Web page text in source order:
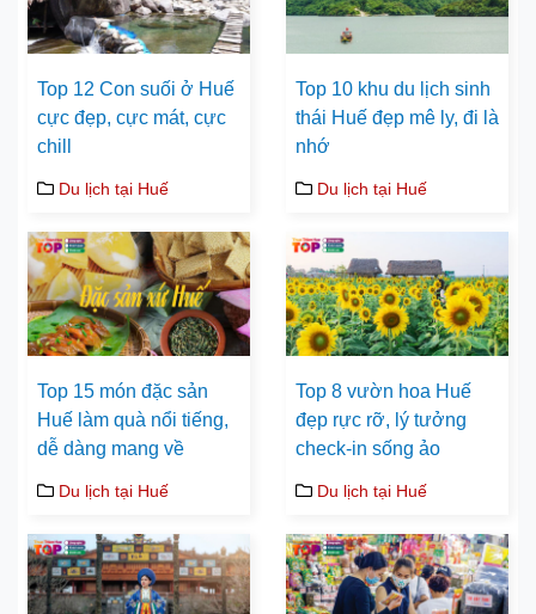
Top 12 Con suối ở Huế
cực đẹp, cực mát, cực
chill
Du lịch tại Huế
Top 10 khu du lịch sinh
thái Huế đẹp mê ly, đi là
nhớ
Du lịch tại Huế
Top 15 món đặc sản
Huế làm quà nổi tiếng,
dễ dàng mang về
Du lịch tại Huế
Top 8 vườn hoa Huế
đẹp rực rỡ, lý tưởng
check-in sống ảo
Du lịch tại Huế